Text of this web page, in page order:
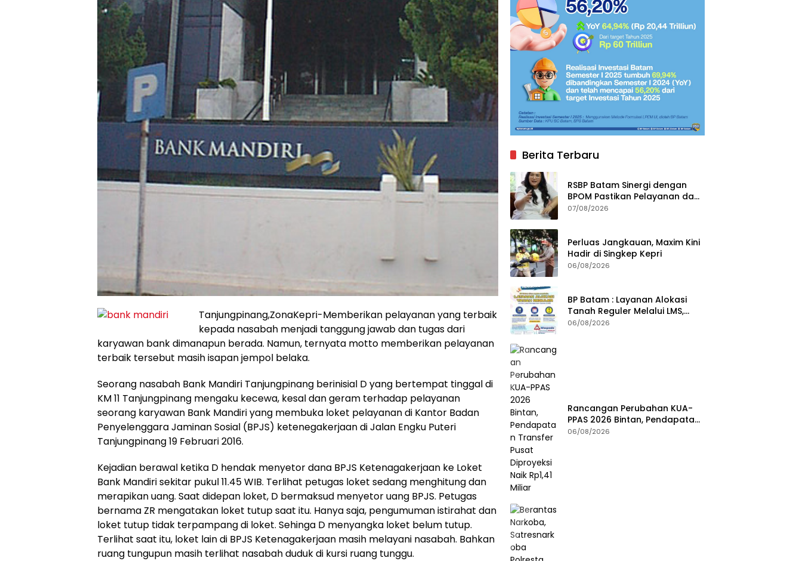
Tanjungpinang,ZonaKepri-Memberikan pelayanan yang terbaik
kepada nasabah menjadi tanggung jawab dan tugas dari
karyawan bank dimanapun berada. Namun, ternyata motto memberikan pelayanan
terbaik tersebut masih isapan jempol belaka.
Seorang nasabah Bank Mandiri Tanjungpinang berinisial D yang bertempat tinggal di
KM 11 Tanjungpinang mengaku kecewa, kesal dan geram terhadap pelayanan
seorang karyawan Bank Mandiri yang membuka loket pelayanan di Kantor Badan
Penyelenggara Jaminan Sosial (BPJS) ketenegakerjaan di Jalan Engku Puteri
Tanjungpinang 19 Februari 2016.
Kejadian berawal ketika D hendak menyetor dana BPJS Ketenagakerjaan ke Loket
Bank Mandiri sekitar pukul 11.45 WIB. Terlihat petugas loket sedang menghitung dan
merapikan uang. Saat didepan loket, D bermaksud menyetor uang BPJS. Petugas
bernama ZR mengatakan loket tutup saat itu. Hanya saja, pengumuman istirahat dan
loket tutup tidak terpampang di loket. Sehinga D menyangka loket belum tutup.
Terlihat saat itu, loket lain di BPJS Ketenagakerjaan masih melayani nasabah. Bahkan
ruang tungupun masih terlihat nasabah duduk di kursi ruang tunggu.
Berita Terbaru
RSBP Batam Sinergi dengan
BPOM Pastikan Pelayanan dan
Ketersediaan Obat Aman
07/08/2026
Perluas Jangkauan, Maxim Kini
Hadir di Singkep Kepri
06/08/2026
BP Batam : Layanan Alokasi
Tanah Reguler Melalui LMS,
Waspadai Penipuan Atasnama
06/08/2026
Rancangan Perubahan KUA-
PPAS 2026 Bintan, Pendapatan
Transfer Pusat Diproyeksi Naik
06/08/2026